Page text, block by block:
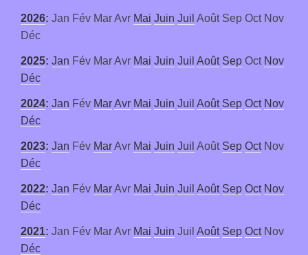
2026: Jan Fév MarAvr Mai Juin Juil Août Sep Oct Nov
Déc
2025: Jan Fév MarAvr Mai Juin Juil Août Sep Oct Nov
Déc
2024: Jan Fév MarAvr Mai Juin Juil Août Sep Oct Nov
Déc
2023: Jan Fév MarAvr Mai Juin Juil Août Sep Oct Nov
Déc
2022: Jan Fév MarAvr Mai Juin Juil Août Sep Oct Nov
Déc
2021: Jan Fév MarAvr Mai Juin Juil Août Sep Oct Nov
Déc